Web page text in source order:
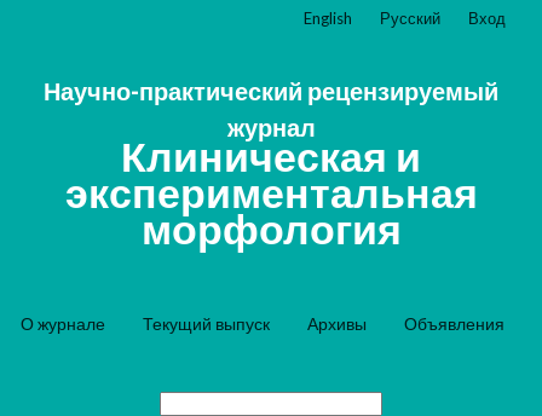
Научно-практический рецензируемый
журнал
Клиническая и
экспериментальная
морфология
О журнале Текущий выпуск Архивы Объявления
English Русский Вход